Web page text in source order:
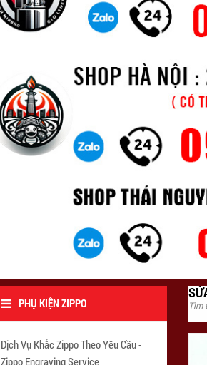
Tìm
PHỤ KIỆN ZIPPO
Dịch Vụ Khắc Zippo Theo Yêu Cầu -
Zippo Engraving Service